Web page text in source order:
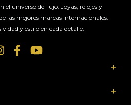
el universo del lujo. Joyas, relojes y
las mejores marcas internacionales.
y estilo en cada detalle.